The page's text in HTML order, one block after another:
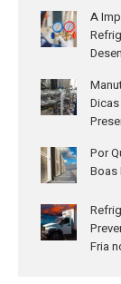
A
Por
Boas
Fria